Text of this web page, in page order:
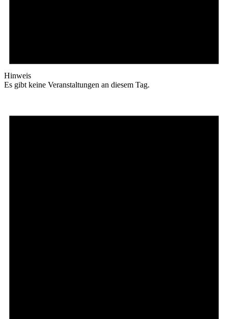
Hinweis
Es gibt keine Veranstaltungen an diesem Tag.